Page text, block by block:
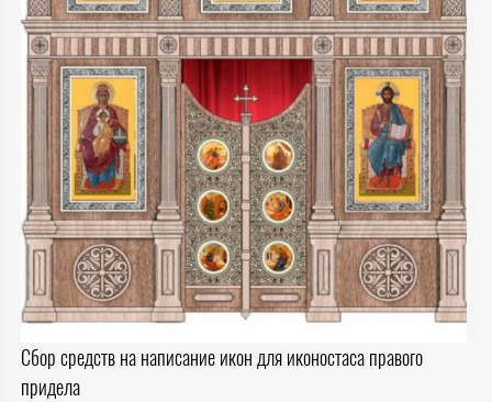
Сбор средств на написание икон для иконостаса правого
придела